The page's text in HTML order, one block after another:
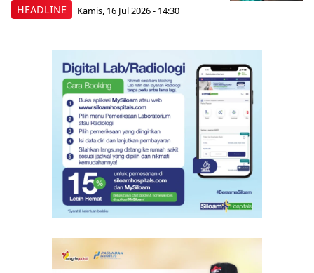
HEADLINE Kamis, 16 Jul 2026 - 14:30